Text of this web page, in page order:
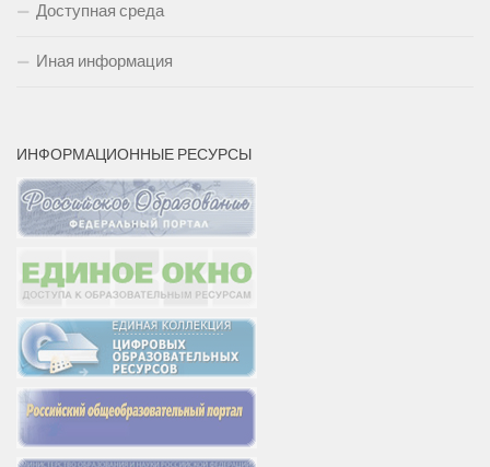
Доступная среда
Иная информация
ИНФОРМАЦИОННЫЕ РЕСУРСЫ